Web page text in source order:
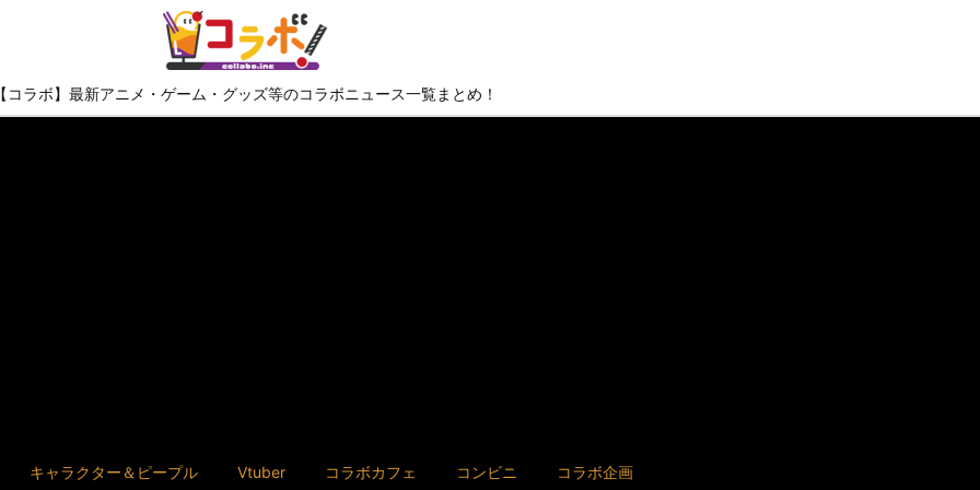
【コラボ】最新アニメ・ゲーム・グッズ等のコラボニュース一覧まとめ！
キャラクター＆ピープル Vtuber コラボカフェ コンビニ コラボ企画